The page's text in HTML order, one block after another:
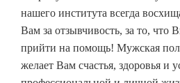
нашего института всегда
Вам за отзывчивость, за то, что
прийти на помощь! Мужская
желает Вам счастья, здоровья и